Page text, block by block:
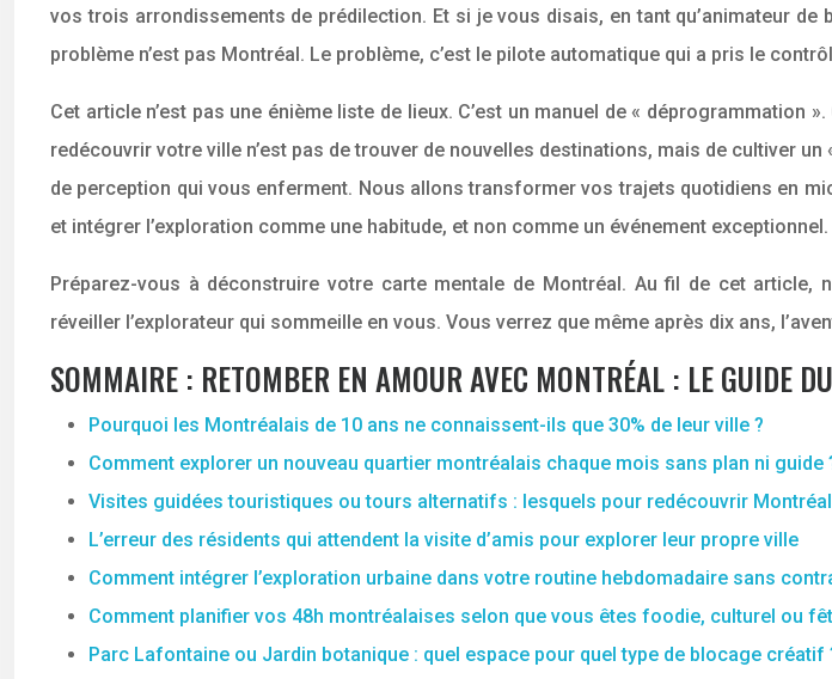
vos trois arrondissements de prédilection. Et si je vous disais, en tant qu’animateur
problème n’est pas Montréal. Le problème, c’est le pilote automatique qui a pris le
Cet article n’est pas une énième liste de lieux. C’est un manuel de « déprogrammation
redécouvrir votre ville n’est pas de trouver de nouvelles destinations, mais de cultiver
de perception qui vous enferment. Nous allons transformer vos trajets quotidiens en
et intégrer l’exploration comme une habitude, et non comme un événement exceptionnel.
Préparez-vous à déconstruire votre carte mentale de Montréal. Au fil de cet
réveiller l’explorateur qui sommeille en vous. Vous verrez que même après dix ans,
SOMMAIRE : RETOMBER EN AMOUR AVEC MONTRÉAL : LE GUIDE
Pourquoi les Montréalais de 10 ans ne connaissent-ils que 30% de leur ville ?
Comment explorer un nouveau quartier montréalais chaque mois sans plan ni guide
Visites guidées touristiques ou tours alternatifs : lesquels pour redécouvrir
L’erreur des résidents qui attendent la visite d’amis pour explorer leur propre ville
Comment intégrer l’exploration urbaine dans votre routine hebdomadaire sans
Comment planifier vos 48h montréalaises selon que vous êtes foodie, culturel ou
Parc Lafontaine ou Jardin botanique : quel espace pour quel type de blocage créatif